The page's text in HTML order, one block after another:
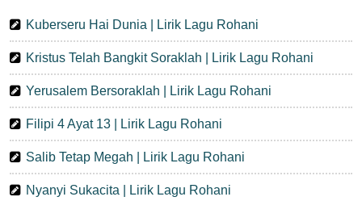
Kuberseru Hai Dunia | Lirik Lagu Rohani
Kristus Telah Bangkit Soraklah | Lirik Lagu Rohani
Yerusalem Bersoraklah | Lirik Lagu Rohani
Filipi 4 Ayat 13 | Lirik Lagu Rohani
Salib Tetap Megah | Lirik Lagu Rohani
Nyanyi Sukacita | Lirik Lagu Rohani